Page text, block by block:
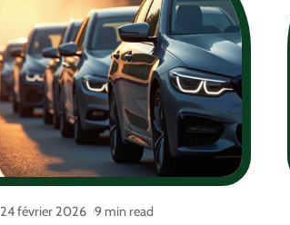
24 février 2026 9 min read